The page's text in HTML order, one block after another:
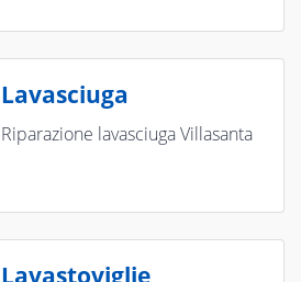
Lavasciuga
Riparazione lavasciuga Villasanta
Lavastoviglie